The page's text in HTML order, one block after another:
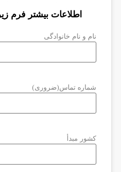
اطلاعات بیشتر فرم
نام و نام خانوادگی
شماره تماس(ضروری)
کشور مبدأ